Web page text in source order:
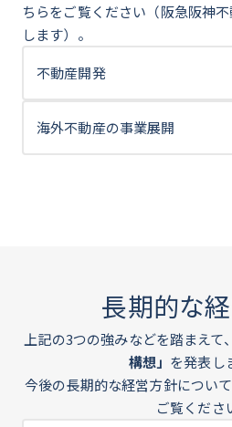
ちらをご覧ください（阪急阪神
します）。
不動産開発
海外不動産の事業展開
長期的な
上記の3つの強みなどを踏まえて
構想」 を発表し
今後の長期的な経営方針につい
ご覧くださ